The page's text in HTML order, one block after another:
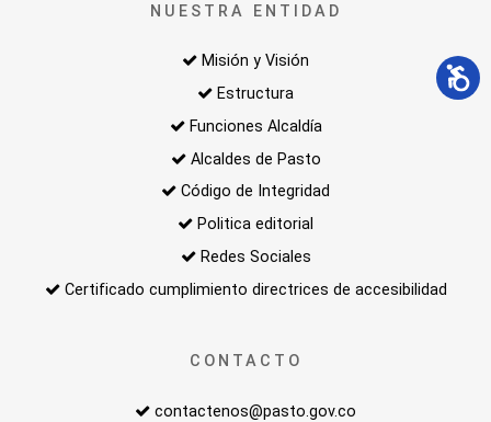
NUESTRA ENTIDAD
Misión y Visión
Estructura
Funciones Alcaldía
Alcaldes de Pasto
Código de Integridad
Politica editorial
Redes Sociales
Certificado cumplimiento directrices de accesibilidad
CONTACTO
contactenos@pasto.gov.co